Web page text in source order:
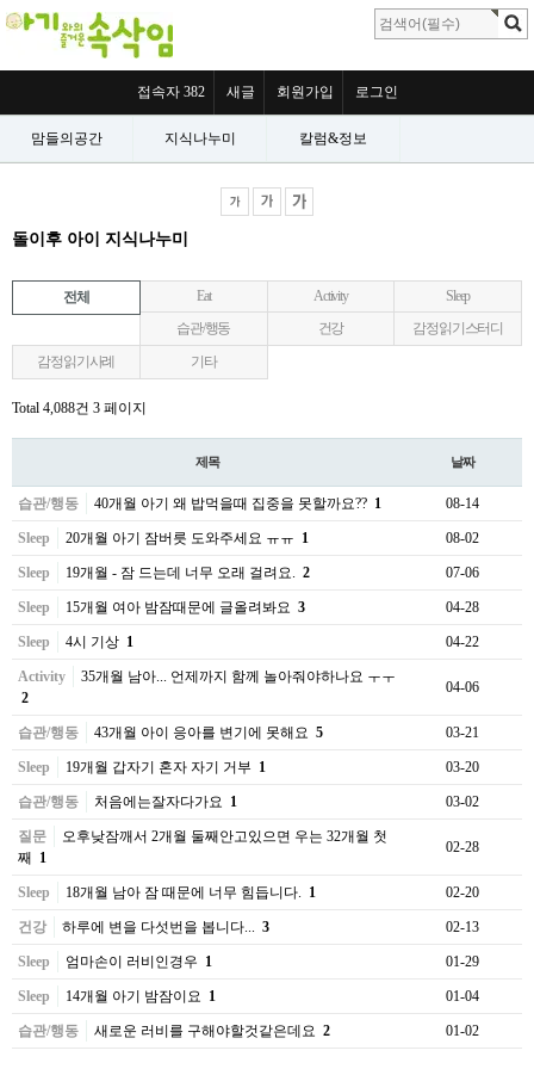
접속자 382 새글 회원가입 로그인
맘들의공간 지식나누미 칼럼&정보
돌이후 아이 지식나누미
전체 Eat Activity
Sleep
습관/행동
건강
감정읽기스터디
감정읽기사례
기타
Total 4,088건 3 페이지
제목 날짜
습관/행동 40개월 아기 왜 밥먹을때 집중을 못할까요?? 1 08-14
Sleep 20개월 아기 잠버릇 도와주세요 ㅠㅠ 1 08-02
Sleep 19개월 - 잠 드는데 너무 오래 걸려요. 2 07-06
Sleep 15개월 여아 밤잠때문에 글올려봐요 3 04-28
Sleep 4시 기상 1 04-22
Activity
35개월 남아... 언제까지 함께 놀아줘야하나요 ㅜㅜ
2
04-06
습관/행동 43개월 아이 응아를 변기에 못해요 5 03-21
Sleep 19개월 갑자기 혼자 자기 거부 1 03-20
습관/행동 처음에는잘자다가요 1 03-02
질문
오후낮잠깨서 2개월 둘째안고있으면 우는 32개월 첫
째
1
02-28
Sleep 18개월 남아 잠 때문에 너무 힘듭니다. 1 02-20
건강 하루에 변을 다섯번을 봅니다... 3 02-13
Sleep 엄마손이 러비인경우 1 01-29
Sleep 14개월 아기 밤잠이요 1 01-04
습관/행동 새로운 러비를 구해야할것같은데요 2 01-02